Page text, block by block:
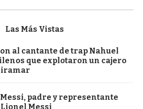
Las Más Vistas
al cantante de trap Nahuel
que explotaron un cajero
padre y representante
Messi